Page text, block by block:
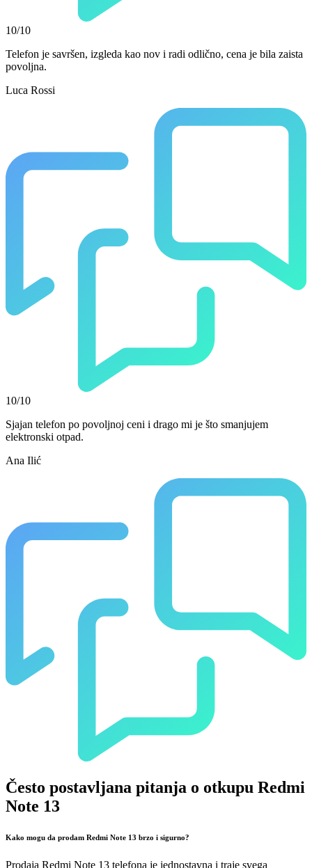
10/10
Telefon je savršen, izgleda kao nov i radi odlično, cena je bila zaista
povoljna.
Luca Rossi
10/10
Sjajan telefon po povoljnoj ceni i drago mi je što smanjujem
elektronski otpad.
Ana Ilić
Često postavljana pitanja o otkupu Redmi
Note 13
Kako mogu da prodam Redmi Note 13 brzo i sigurno?
Prodaja Redmi Note 13 telefona je jednostavna i traje svega